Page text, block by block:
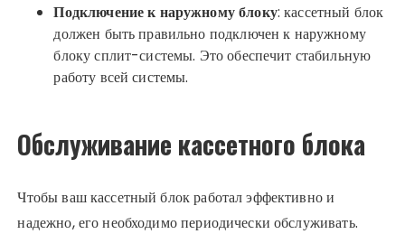
Подключение к наружному блоку: кассетный блок
должен быть правильно подключен к наружному
блоку сплит-системы. Это обеспечит стабильную
работу всей системы.
Обслуживание кассетного блока
Чтобы ваш кассетный блок работал эффективно и
надежно, его необходимо периодически обслуживать.